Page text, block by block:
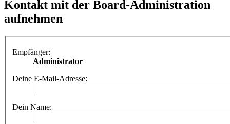
Kontakt mit der Board-Administration
aufnehmen
Empfänger:
Administrator
Deine E-Mail-Adresse:
Dein Name: